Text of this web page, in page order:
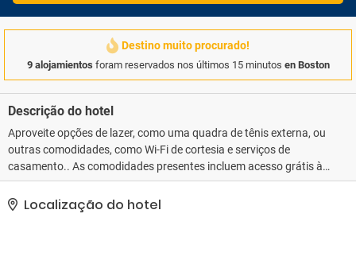
Destino muito procurado!
9 alojamientos foram reservados nos últimos 15 minutos en Boston
Descrição do hotel
Aproveite opções de lazer, como uma quadra de tênis externa, ou
outras comodidades, como Wi-Fi de cortesia e serviços de
casamento.. As comodidades presentes incluem acesso grátis à
internet com fio, equipe multilíngue e biblioteca. Esta Bed and
Breakfast oferece instalações para eventos, como espaço para
conferência e sala de reunião. Estacionamento sem manobrista
Localização do hotel